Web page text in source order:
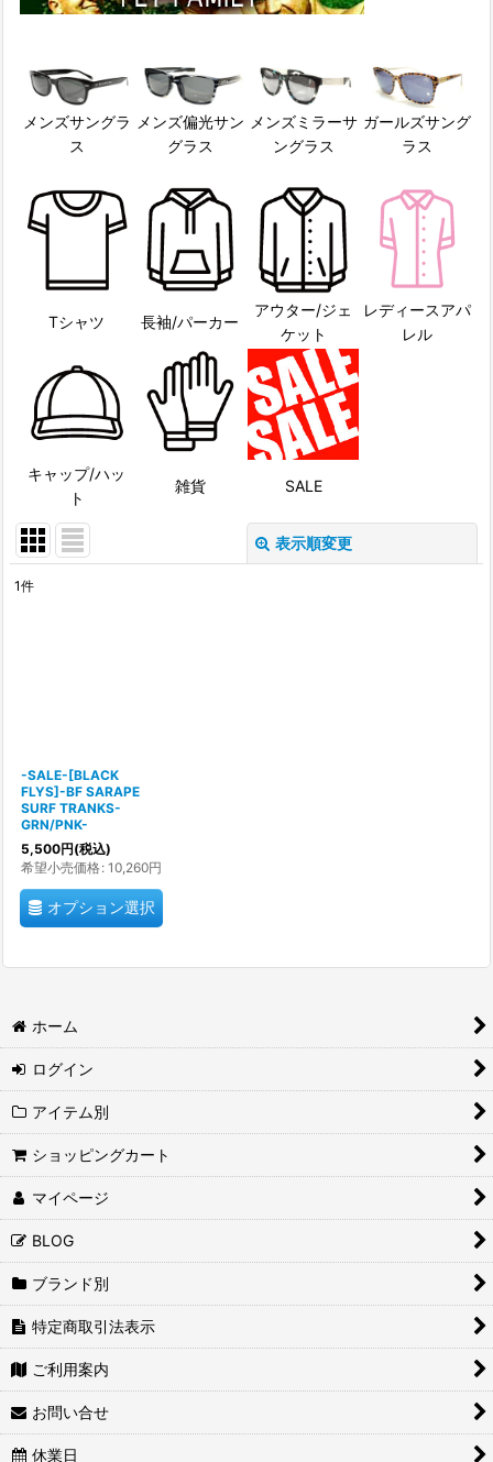
メンズサングラ
ス
メンズ偏光サン
グラス
メンズミラーサ
ングラス
ガールズサング
ラス
Tシャツ 長袖/パーカー
アウター/ジェ
ケット
レディースアパ
レル
キャップ/ハッ
ト
雑貨 SALE
表示順変更
1件
-SALE-[BLACK
FLYS]-BF SARAPE
SURF TRANKS-
GRN/PNK-
5,500円(税込)
希望小売価格: 10,260円
オプション選択
ホーム
ログイン
アイテム別
ショッピングカート
マイページ
BLOG
ブランド別
特定商取引法表示
ご利用案内
お問い合せ
休業日